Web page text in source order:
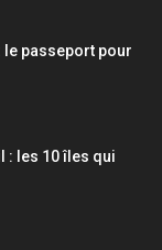
le passeport pour
: les 10 îles qui